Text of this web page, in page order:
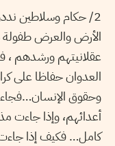
2/ حكام وسلاطين
الأرض والعرض طفولة
عقلانيتهم ورشدهم ،
العدوان حفاظا على
وحقوق
أعدائهم، وإذا جاءت
كامل… فكيف إذا